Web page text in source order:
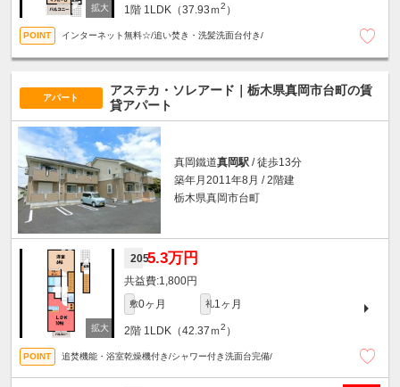
1階 1LDK（37.93ｍ2 ）
インターネット無料☆/追い焚き・洗髪洗面台付き/
アパート
アステカ・ソレアード｜栃木県真岡市台町の賃
貸アパート
真岡鐵道真岡駅 / 徒歩13分
築年月2011年8月 / 2階建
栃木県真岡市台町
2055.3万円
1,800円
敷0ヶ月 礼1ヶ月
2階 1LDK（42.37ｍ2 ）
追焚機能・浴室乾燥機付き/シャワー付き洗面台完備/